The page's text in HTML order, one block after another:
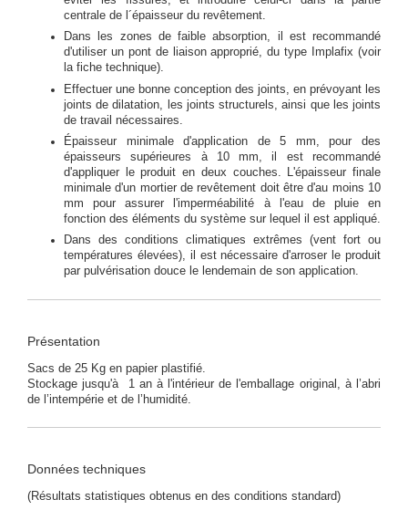
centrale de l´épaisseur du revêtement.
Dans les zones de faible absorption, il est recommandé
d'utiliser un pont de liaison approprié, du type Implafix (voir
la fiche technique).
Effectuer une bonne conception des joints, en prévoyant les
joints de dilatation, les joints structurels, ainsi que les joints
de travail nécessaires.
Épaisseur minimale d'application de 5 mm, pour des
épaisseurs supérieures à 10 mm, il est recommandé
d'appliquer le produit en deux couches. L'épaisseur finale
minimale d'un mortier de revêtement doit être d'au moins 10
mm pour assurer l'imperméabilité à l'eau de pluie en
fonction des éléments du système sur lequel il est appliqué.
Dans des conditions climatiques extrêmes (vent fort ou
températures élevées), il est nécessaire d'arroser le produit
par pulvérisation douce le lendemain de son application.
Présentation
Sacs de 25 Kg en papier plastifié.
Stockage jusqu'à 1 an à l'intérieur de l'emballage original, à l’abri
de l’intempérie et de l’humidité.
Données techniques
(Résultats statistiques obtenus en des conditions standard)